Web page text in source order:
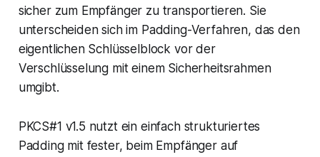
sicher zum Empfänger zu transportieren. Sie
unterscheiden sich im Padding-Verfahren, das den
eigentlichen Schlüsselblock vor der
Verschlüsselung mit einem Sicherheitsrahmen
umgibt.
PKCS#1 v1.5 nutzt ein einfach strukturiertes
Padding mit fester, beim Empfänger auf